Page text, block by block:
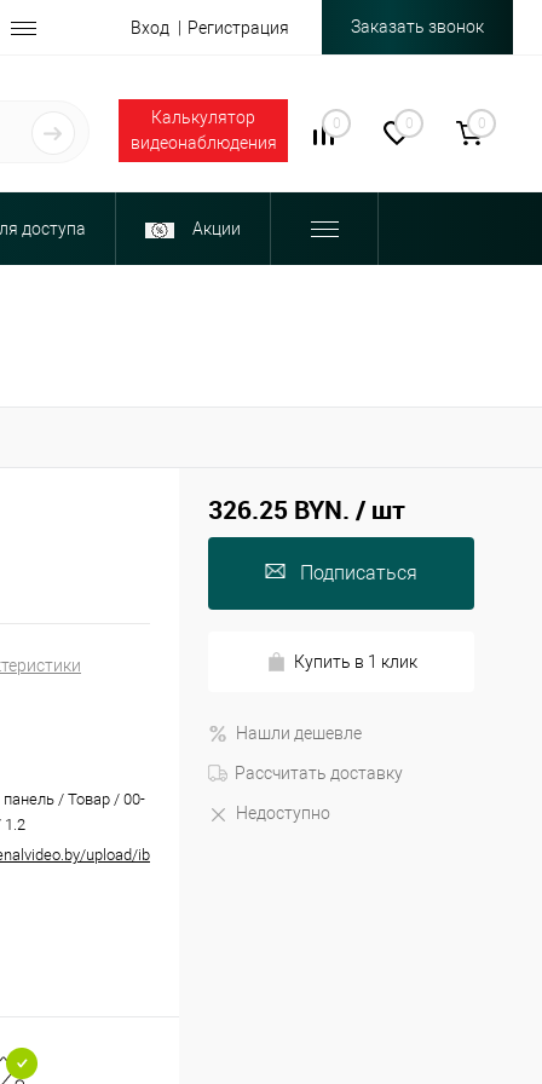
Вход Регистрация Заказать звонок
Калькулятор
видеонаблюдения
0 0 0
доступа Акции
/ Товар / 00-
1.2
upload/iblock/e8c/e8c7754b7cd7957d44987d18e71a56a2.pdf
326.25 BYN. / шт
Подписаться
Купить в 1 клик
Нашли дешевле
Рассчитать доставку
Недоступно